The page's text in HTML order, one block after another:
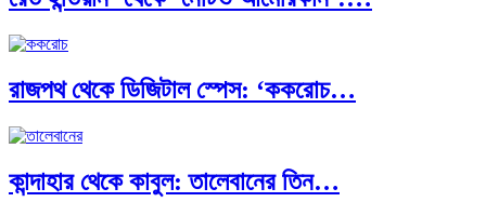
রাজপথ থেকে ডিজিটাল স্পেস: ‘ককরোচ…
কান্দাহার থেকে কাবুল: তালেবানের তিন…